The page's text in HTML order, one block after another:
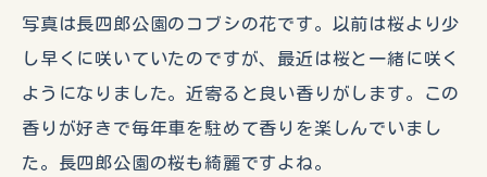
写真は長四郎公園のコブシの花です。以前は桜より少
し早くに咲いていたのですが、最近は桜と一緒に咲く
ようになりました。近寄ると良い香りがします。この
香りが好きで毎年車を駐めて香りを楽しんでいまし
た。長四郎公園の桜も綺麗ですよね。